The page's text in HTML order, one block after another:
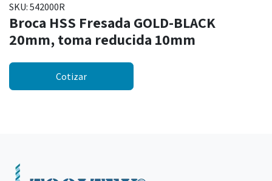
SKU: 542000R
Broca HSS Fresada GOLD-BLACK
20mm, toma reducida 10mm
Cotizar